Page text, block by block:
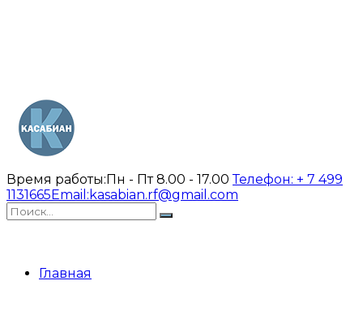
Время работы:Пн - Пт 8.00 - 17.00Телефон: + 7 499
1131665Email: kasabian.rf@gmail.com
Главная